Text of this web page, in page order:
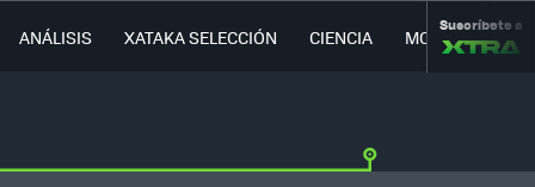
ANÁLISIS XATAKA SELECCIÓN CIENCIA MOVILIDAD
Suscríbete a